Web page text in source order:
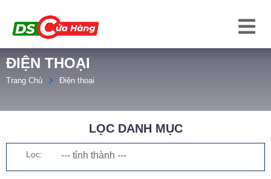
ĐIỆN THOẠI
Trang Chủ Điện thoại
LỌC DANH MỤC
Lọc: